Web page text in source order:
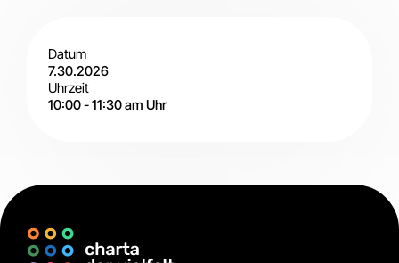
Datum
7.30.2026
Uhrzeit
10:00-11:30 am Uhr
Digital